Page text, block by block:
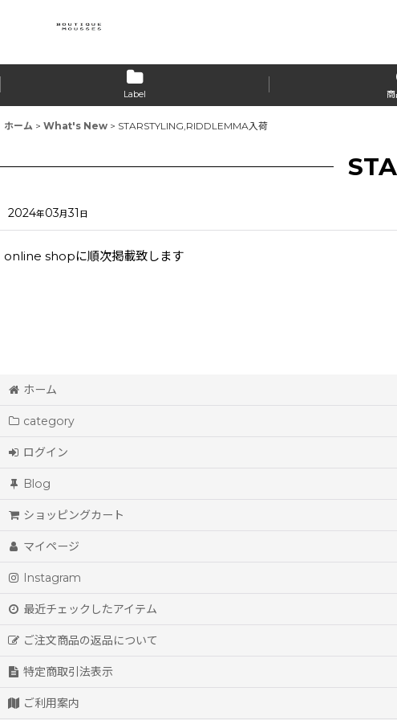
Label
ホーム > What's New > STARSTYLING,RIDDLEMMA入荷
2024年03月31 日
online shopに順次掲載致します
ホーム
category
ログイン
Blog
ショッピングカート
マイページ
Instagram
最近チェックしたアイテム
ご注文商品の返品について
特定商取引法表示
ご利用案内